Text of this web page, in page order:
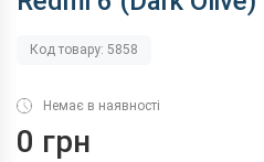
Код товару: 5858
Немає в наявності
0 грн